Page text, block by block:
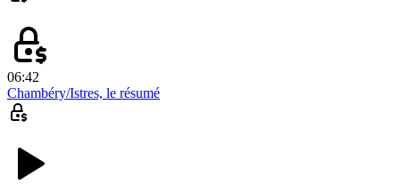
06:42
Chambéry/Istres, le résumé